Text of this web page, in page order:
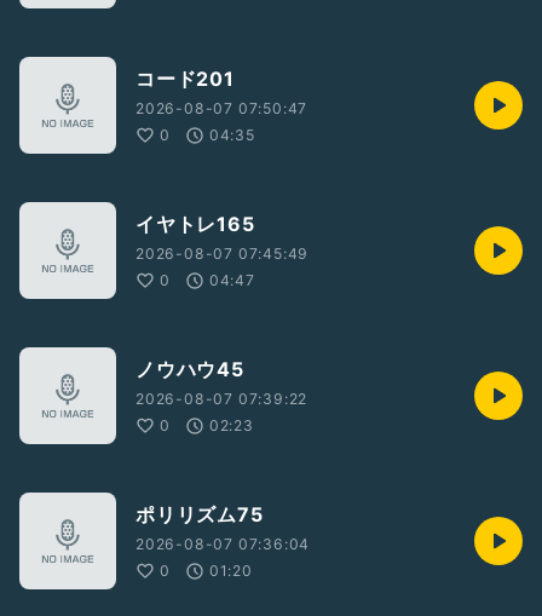
コード201
2026-08-07 07:50:47
0
04:35
イヤトレ165
2026-08-07 07:45:49
0
04:47
ノウハウ45
2026-08-07 07:39:22
0
02:23
ポリリズム75
2026-08-07 07:36:04
0
01:20